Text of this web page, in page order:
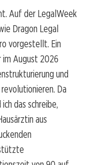
Auf der LegalWeek
Dragon Legal
vorgestellt. Ein
August 2026
und
Da
das schreibe,
aus